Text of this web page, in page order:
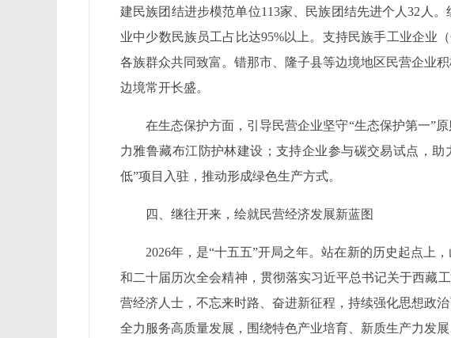
建民族团结进步模范单位113家、民族团结先进个人32人
业中少数民族员工占比达95%以上。支持民族手工业企业
各族群众共同致富。错那市、隆子县等边境地区民营企业
边境常开长盛。
在生态保护方面，引导民营企业坚守“生态保护第一”
力雅鲁藏布江防护林建设；支持企业参与碳交易试点，
低”项目入驻，推动形成绿色生产方式。
四、继往开来，绘就民营经济发展新蓝图
2026年，是“十五五”开局之年。站在新的历史起点上
和二十届历次全会精神，贯彻落实习近平总书记关于西藏
营经济人士，不忘来时路、奋进新征程，持续强化思想政
全力服务高质量发展，围绕特色产业培育、新质生产力发